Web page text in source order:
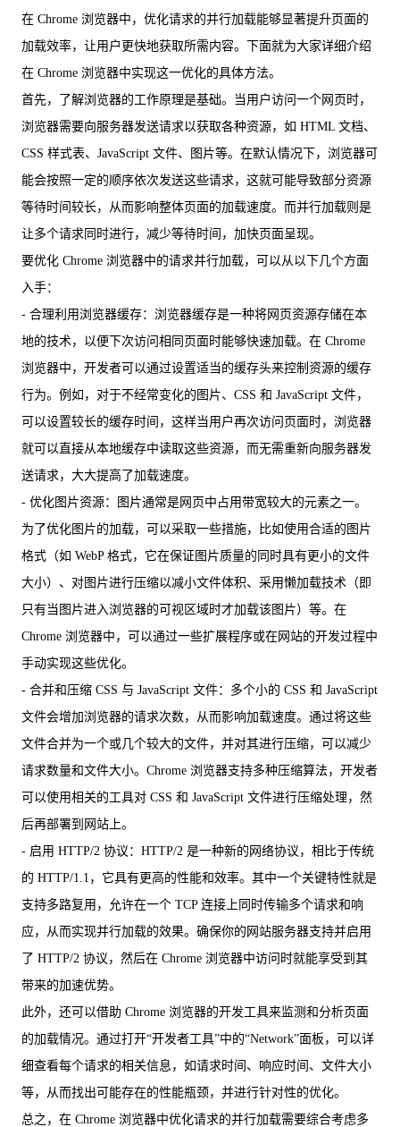
在 Chrome 浏览器中，优化请求的并行加载能够显著提升页面的
加载效率，让用户更快地获取所需内容。下面就为大家详细介绍
在 Chrome 浏览器中实现这一优化的具体方法。
首先，了解浏览器的工作原理是基础。当用户访问一个网页时，
浏览器需要向服务器发送请求以获取各种资源，如 HTML 文档、
CSS 样式表、JavaScript 文件、图片等。在默认情况下，浏览器可
能会按照一定的顺序依次发送这些请求，这就可能导致部分资源
等待时间较长，从而影响整体页面的加载速度。而并行加载则是
让多个请求同时进行，减少等待时间，加快页面呈现。
要优化 Chrome 浏览器中的请求并行加载，可以从以下几个方面
入手：
- 合理利用浏览器缓存：浏览器缓存是一种将网页资源存储在本
地的技术，以便下次访问相同页面时能够快速加载。在 Chrome
浏览器中，开发者可以通过设置适当的缓存头来控制资源的缓存
行为。例如，对于不经常变化的图片、CSS 和 JavaScript 文件，
可以设置较长的缓存时间，这样当用户再次访问页面时，浏览器
就可以直接从本地缓存中读取这些资源，而无需重新向服务器发
送请求，大大提高了加载速度。
- 优化图片资源：图片通常是网页中占用带宽较大的元素之一。
为了优化图片的加载，可以采取一些措施，比如使用合适的图片
格式（如 WebP 格式，它在保证图片质量的同时具有更小的文件
大小）、对图片进行压缩以减小文件体积、采用懒加载技术（即
只有当图片进入浏览器的可视区域时才加载该图片）等。在
Chrome 浏览器中，可以通过一些扩展程序或在网站的开发过程中
手动实现这些优化。
- 合并和压缩 CSS 与 JavaScript 文件：多个小的 CSS 和 JavaScript
文件会增加浏览器的请求次数，从而影响加载速度。通过将这些
文件合并为一个或几个较大的文件，并对其进行压缩，可以减少
请求数量和文件大小。Chrome 浏览器支持多种压缩算法，开发者
可以使用相关的工具对 CSS 和 JavaScript 文件进行压缩处理，然
后再部署到网站上。
- 启用 HTTP/2 协议：HTTP/2 是一种新的网络协议，相比于传统
的 HTTP/1.1，它具有更高的性能和效率。其中一个关键特性就是
支持多路复用，允许在一个 TCP 连接上同时传输多个请求和响
应，从而实现并行加载的效果。确保你的网站服务器支持并启用
了 HTTP/2 协议，然后在 Chrome 浏览器中访问时就能享受到其
带来的加速优势。
此外，还可以借助 Chrome 浏览器的开发工具来监测和分析页面
的加载情况。通过打开“开发者工具”中的“Network”面板，可以详
细查看每个请求的相关信息，如请求时间、响应时间、文件大小
等，从而找出可能存在的性能瓶颈，并进行针对性的优化。
总之，在 Chrome 浏览器中优化请求的并行加载需要综合考虑多